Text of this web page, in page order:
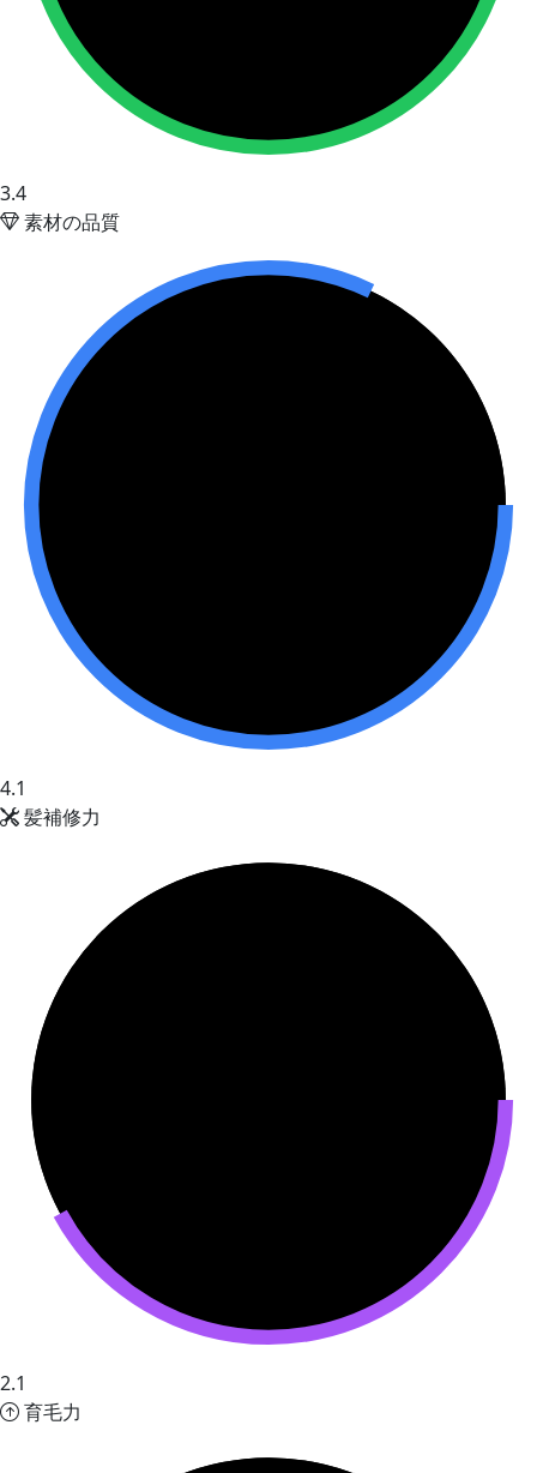
3.4
素材の品質
4.1
髪補修力
2.1
育毛力